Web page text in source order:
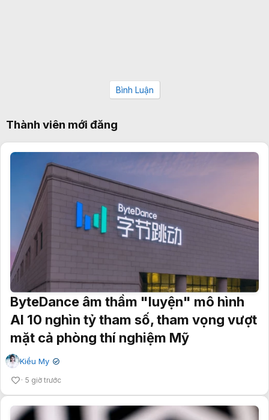
Bình Luận
Thành viên mới đăng
ByteDance âm thầm "luyện" mô hình
AI 10 nghìn tỷ tham số, tham vọng vượt
mặt cả phòng thí nghiệm Mỹ
Kiều My ✔
5 giờ trước